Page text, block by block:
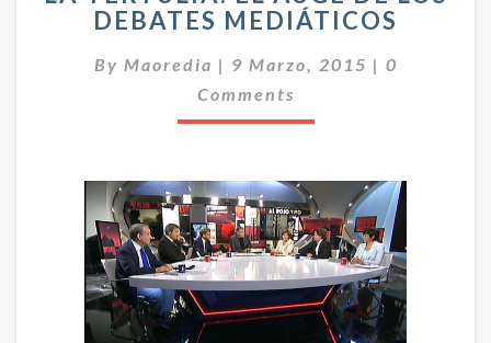
T
R
T
U
A
:
E
L
A
U
DEBATES MEDIÁTICOS
By Maoredia | 9 Marzo, 2015 | C
O
R
I
O
S
0
Comments